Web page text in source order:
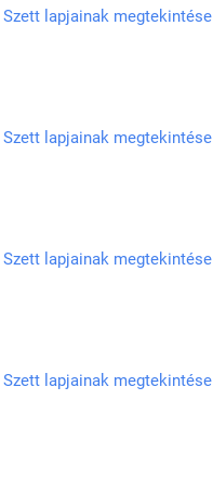
Szett lapjainak megtekintése
Szett lapjainak megtekintése
Szett lapjainak megtekintése
Szett lapjainak megtekintése